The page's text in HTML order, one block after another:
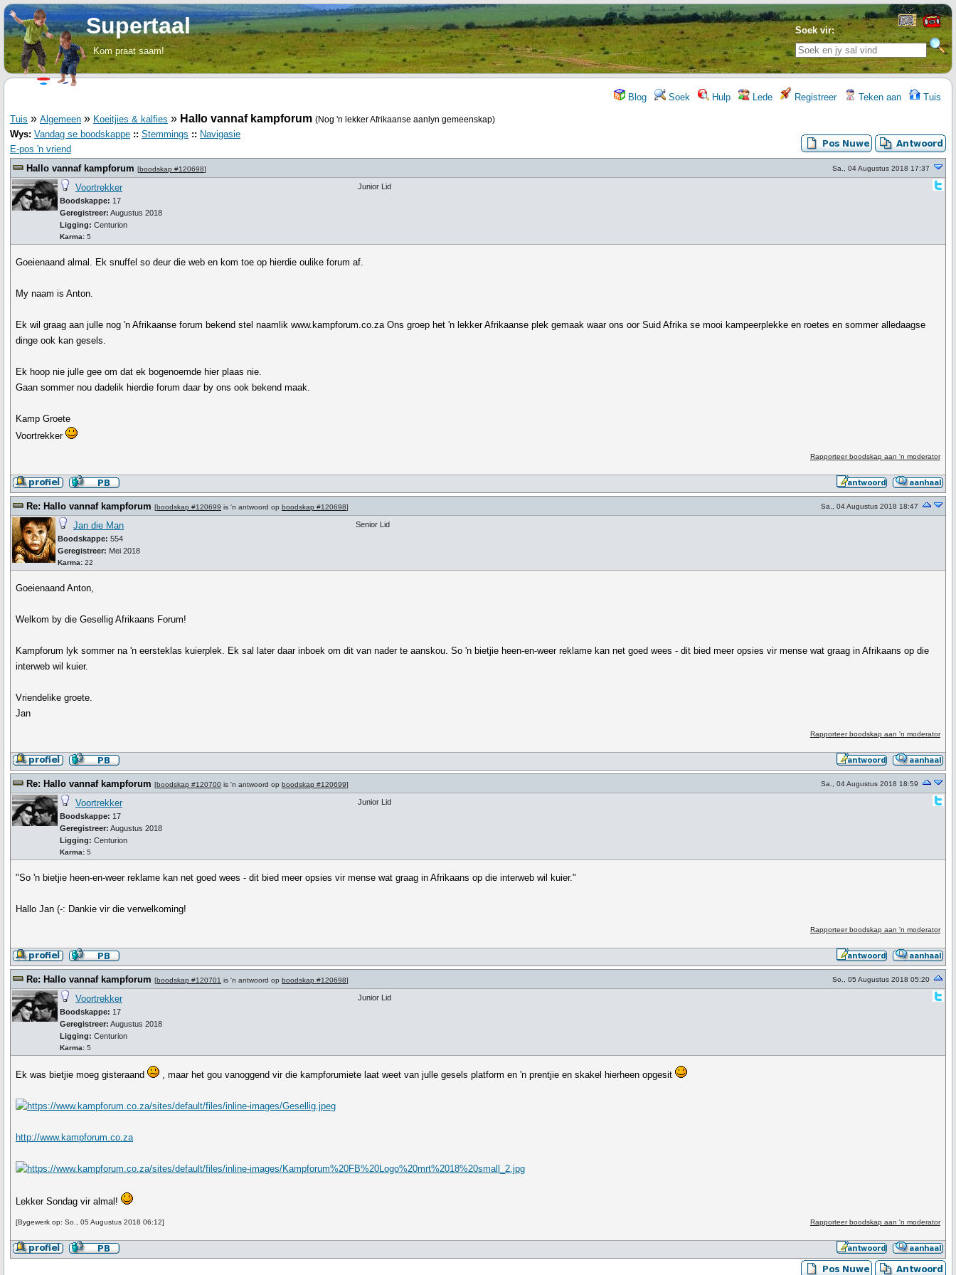
Soek vir:
Supertaal
Kom praat saam!
Blog Soek Hulp Lede Registreer Teken aan Tuis
Tuis » Algemeen » Koeitjies & kalfies » Hallo vannaf kampforum (Nog 'n lekker Afrikaanse aanlyn gemeenskap)
Wys: Vandag se boodskappe :: Stemmings :: Navigasie
E-pos 'n vriend
Hallo vannaf kampforum [boodskap #120698] Sa., 04 Augustus 2018 17:37
Voortrekker
Boodskappe: 17
Geregistreer: Augustus 2018
Ligging: Centurion
Karma: 5
Junior Lid
Goeienaand almal. Ek snuffel so deur die web en kom toe op hierdie oulike forum af.
My naam is Anton.
Ek wil graag aan julle nog 'n Afrikaanse forum bekend stel naamlik www.kampforum.co.za Ons groep het 'n lekker Afrikaanse plek gemaak waar ons oor Suid Afrika se mooi kampeerplekke en roetes en sommer alledaagse
dinge ook kan gesels.
Ek hoop nie julle gee om dat ek bogenoemde hier plaas nie.
Gaan sommer nou dadelik hierdie forum daar by ons ook bekend maak.
Kamp Groete
Voortrekker
Rapporteer boodskap aan 'n moderator
Re: Hallo vannaf kampforum [boodskap #120699 is 'n antwoord op boodskap #120698] Sa., 04 Augustus 2018 18:47
Jan die Man
Boodskappe: 554
Geregistreer: Mei 2018
Karma: 22
Senior Lid
Goeienaand Anton,
Welkom by die Gesellig Afrikaans Forum!
Kampforum lyk sommer na 'n eersteklas kuierplek. Ek sal later daar inboek om dit van nader te aanskou. So 'n bietjie heen-en-weer reklame kan net goed wees - dit bied meer opsies vir mense wat graag in Afrikaans op die
interweb wil kuier.
Vriendelike groete.
Jan
Rapporteer boodskap aan 'n moderator
Re: Hallo vannaf kampforum [boodskap #120700 is 'n antwoord op boodskap #120699] Sa., 04 Augustus 2018 18:59
Voortrekker
Boodskappe: 17
Geregistreer: Augustus 2018
Ligging: Centurion
Karma: 5
Junior Lid
"So 'n bietjie heen-en-weer reklame kan net goed wees - dit bied meer opsies vir mense wat graag in Afrikaans op die interweb wil kuier."
Hallo Jan (-: Dankie vir die verwelkoming!
Rapporteer boodskap aan 'n moderator
Re: Hallo vannaf kampforum [boodskap #120701 is 'n antwoord op boodskap #120698] So., 05 Augustus 2018 05:20
Voortrekker
Boodskappe: 17
Geregistreer: Augustus 2018
Ligging: Centurion
Karma: 5
Junior Lid
Ek was bietjie moeg gisteraand , maar het gou vanoggend vir die kampforumiete laat weet van julle gesels platform en 'n prentjie en skakel hierheen opgesit
http://www.kampforum.co.za
Lekker Sondag vir almal!
[Bygewerk op: So., 05 Augustus 2018 06:12] Rapporteer boodskap aan 'n moderator